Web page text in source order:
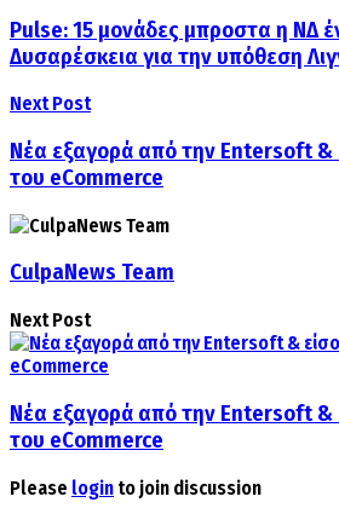
Pulse: 15 μονάδες μπροστα η ΝΔ
Δυσαρέσκεια για την υπόθεση
Next Post
Νέα εξαγορά από την Entersoft &
του eCommerce
CulpaNews Team
Next Post
Νέα εξαγορά από την Entersoft &
του eCommerce
Please login to join discussion